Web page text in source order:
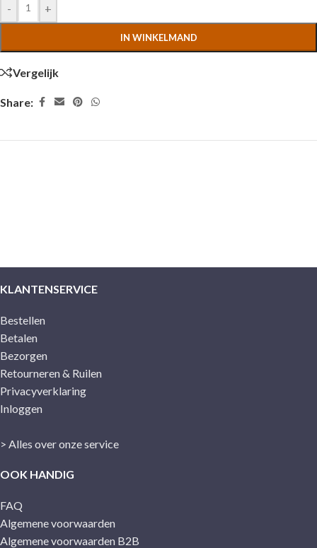
- +
IN WINKELMAND
Vergelijk
Share:
KLANTENSERVICE
Bestellen
Betalen
Bezorgen
Retourneren & Ruilen
Privacyverklaring
Inloggen
> Alles over onze service
OOK HANDIG
FAQ
Algemene voorwaarden
Algemene voorwaarden B2B